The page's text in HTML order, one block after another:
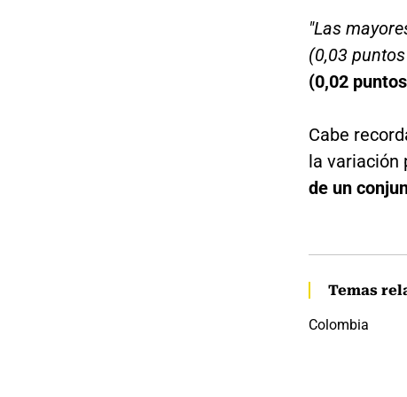
"Las
(0,03
(0,02
Cabe
la variación
de un
Temas
Colombia